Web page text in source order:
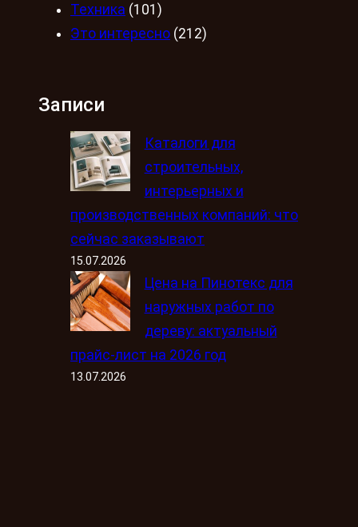
Техника (101)
Это интересно (212)
Записи
Каталоги для
строительных,
интерьерных и
производственных компаний: что
сейчас заказывают
15.07.2026
Цена на Пинотекс для
наружных работ по
дереву: актуальный
прайс-лист на 2026 год
13.07.2026